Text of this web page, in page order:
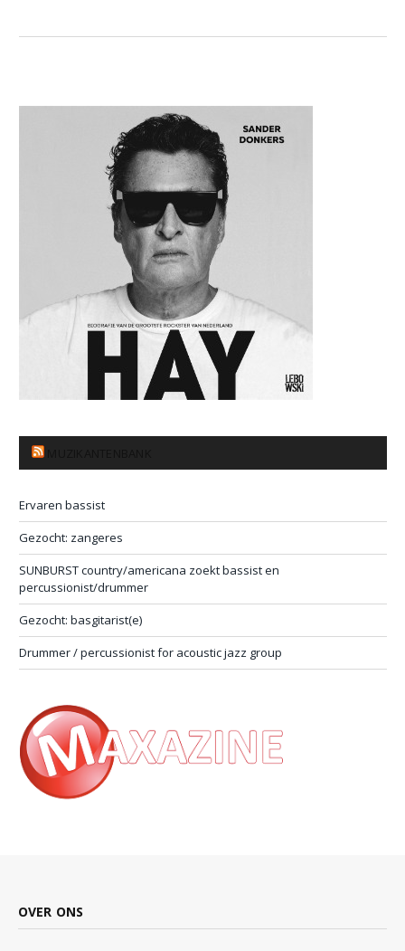
Ervaren bassist
Gezocht: zangeres
SUNBURST country/americana zoekt bassist en
percussionist/drummer
Gezocht: basgitarist(e)
Drummer / percussionist for acoustic jazz group
OVER ONS